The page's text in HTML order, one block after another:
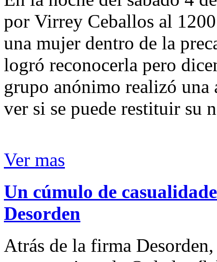
por Virrey Ceballos al
una mujer dentro de la
logró reconocerla pero
grupo anónimo realizó
ver si se puede restituir su
Ver mas
Un cúmulo de
Desorden
Atrás de la firma